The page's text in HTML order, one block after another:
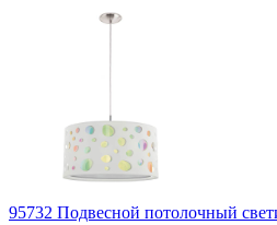
95732 Подвесной потолочный